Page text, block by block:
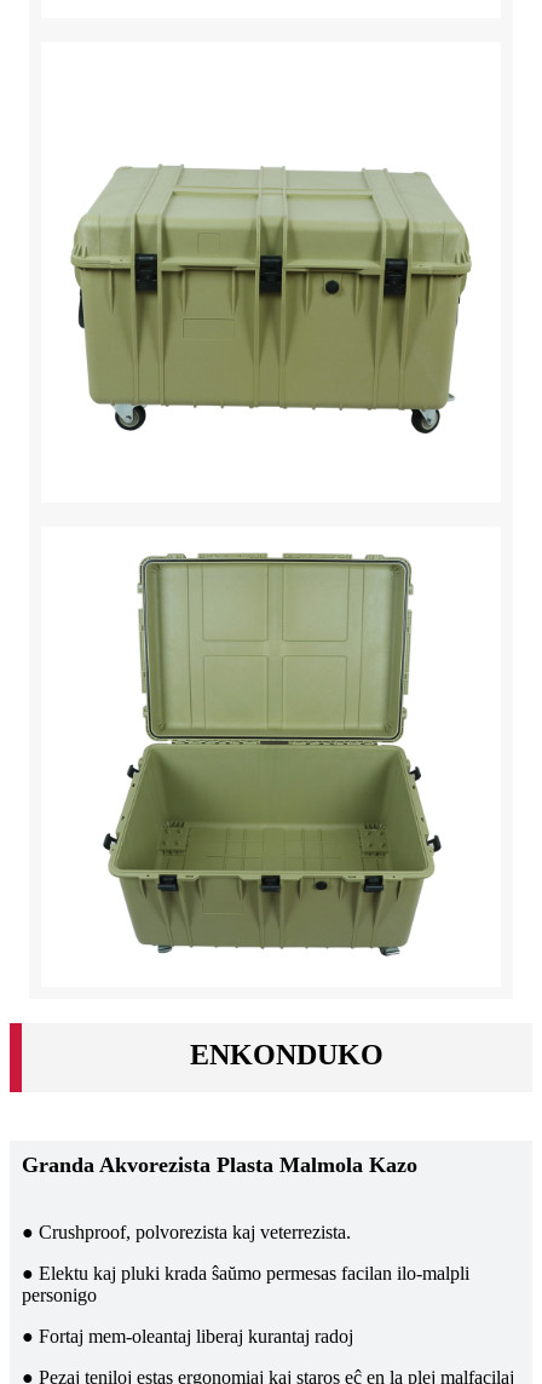
ENKONDUKO
Granda Akvorezista Plasta Malmola Kazo
● Crushproof, polvorezista kaj veterrezista.
● Elektu kaj pluki krada ŝaŭmo permesas facilan ilo-malpli
personigo
● Fortaj mem-oleantaj liberaj kurantaj radoj
● Pezaj teniloj estas ergonomiaj kaj staros eĉ en la plej malfacilaj